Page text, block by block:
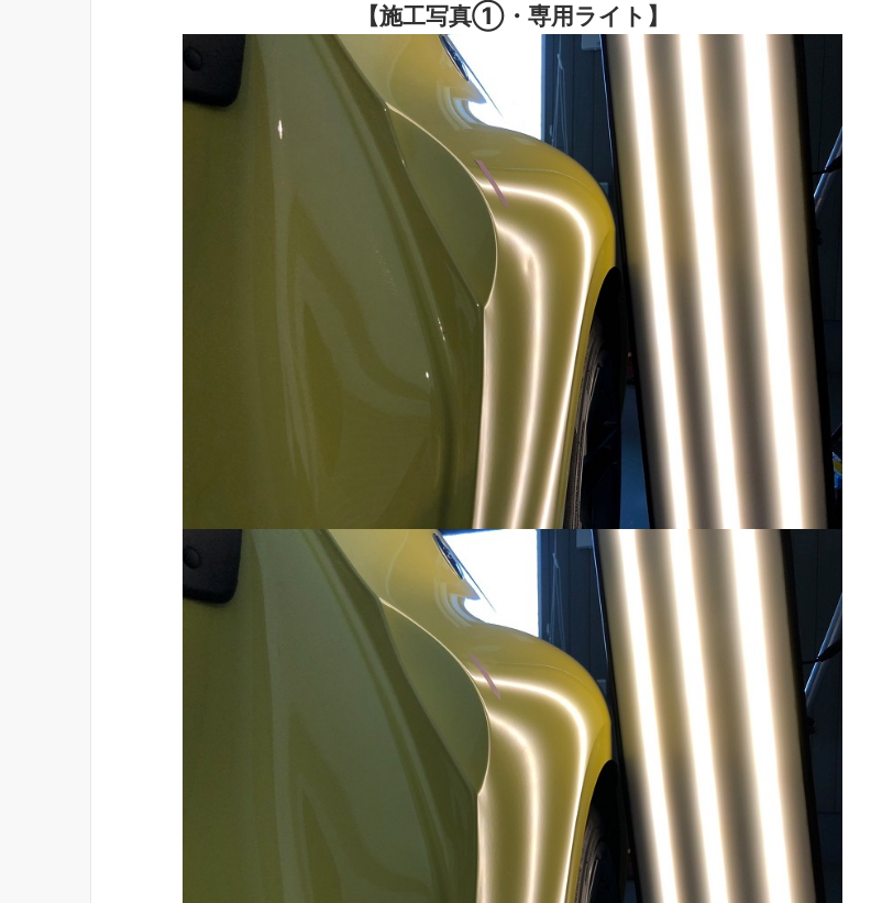
【施工写真①・専用ライト】